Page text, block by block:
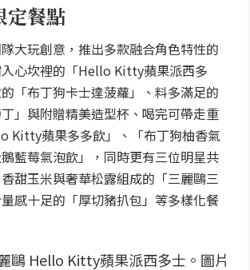
定餐點
大玩創意，推出多款融合角色特性的
心坎裡的「Hello Kitty蘋果派西多
「布丁狗卡士達菠蘿」、料多滿足的
丁」與附贈精美造型杯、喝完可帶走重
Kitty蘋果多多飲」、「布丁狗柚香氣
藍莓氣泡飲」，同時更有三位明星共
甜玉米與奢華松露組成的「三麗鷗三
感十足的「厚切豬扒包」等多樣化餐